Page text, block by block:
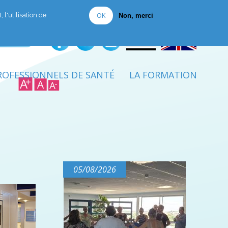
l'utilisation de
OK Non, merci
Je fais un don
DE SANTÉ LA FORMATION
05/08/2026